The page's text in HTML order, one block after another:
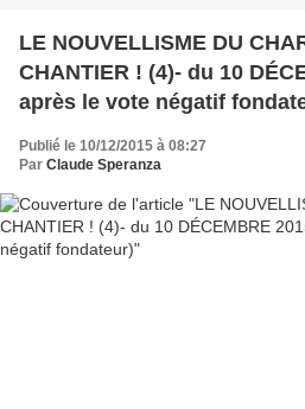
LE NOUVELLISME DU
CHANTIER ! (4)- du 10
après le vote négatif
Publié le 10/12/2015 à 08:27
Par Claude Speranza